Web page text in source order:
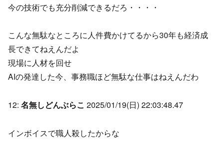
今の技術でも充分削減できるだろ・・・・
こんな無駄なところに人件費かけてるから30年も経済成
長できてねえんだよ
現場に人材を回せ
AIの発達した今、事務職ほど無駄な仕事はねえんだわ
12: 名無しどんぶらこ 2025/01/19(日) 22:03:48.47
インボイスで職人殺したからな